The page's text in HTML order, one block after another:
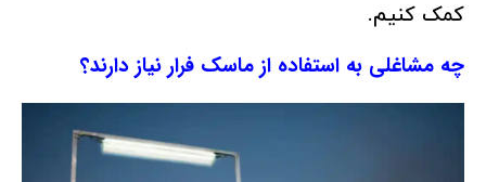
کمک کنیم.
چه مشاغلی به استفاده از ماسک فرار نیاز دارند؟